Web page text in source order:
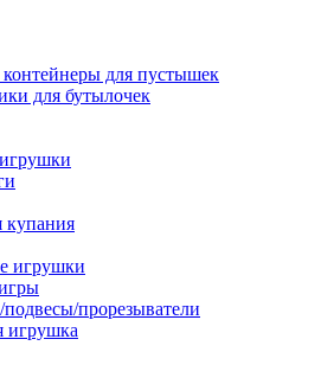
для пустышек
для бутылочек
купания
игрушки
прорезыватели
игрушка